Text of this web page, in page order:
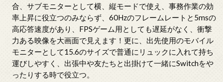
合、サブモニターとして横、縦モードで使え、事務作業の効
率上昇に役立つのみならず、60Hzのフレームレートと5msの
高応答速度があり、FPSゲーム用としても遅延がなく、衝撃
力ある映像を大画面で見えます！更に、出先使用のモバイル
モニターとして15.6のサイズで普通にリュックに入れて持ち
運びしやすく、出張中や友たちと出掛けて一緒にSwitchをや
ったりする時で役立つ。